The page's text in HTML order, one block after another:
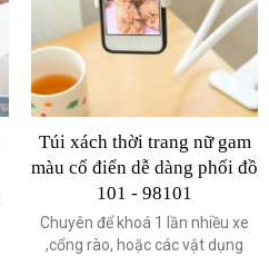
Túi xách thời trang nữ gam
màu cổ điển dễ dàng phối đồ
101 - 98101
Chuyên để khoá 1 lần nhiều xe
,cổng rào, hoặc các vật dụng